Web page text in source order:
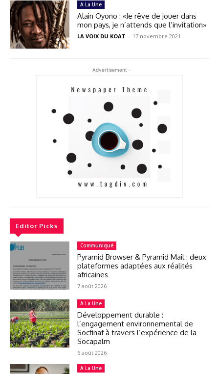
A La Une
Alain Oyono : «Je rêve de jouer dans
mon pays, je n’attends que l’invitation»
LA VOIX DU KOAT - 17 novembre 2021
- Advertisement -
Editor Picks
Communiqué
Pyramid Browser & Pyramid Mail : deux
plateformes adaptées aux réalités
africaines
7 août 2026
A La Une
Développement durable :
l’engagement environnemental de
Socfinaf à travers l’expérience de la
Socapalm
6 août 2026
A La Une